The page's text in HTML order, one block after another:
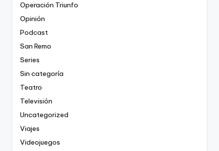
Operación Triunfo
Opinión
Podcast
San Remo
Series
Sin categoría
Teatro
Televisión
Uncategorized
Viajes
Videojuegos